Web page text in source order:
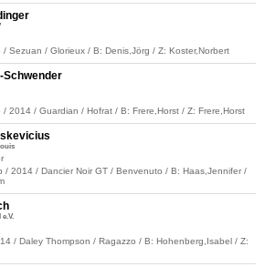
Sezuan / Glorieux / B: Denis,Jörg / Z: Koster,Norbert
Schwender
/ 2014 / Guardian / Hofrat / B: Frere,Horst / Z: Frere,Horst
/ 2014 / Dancier Noir GT / Benvenuto / B: Haas,Jennifer /
/ Daley Thompson / Ragazzo / B: Hohenberg,Isabel / Z: